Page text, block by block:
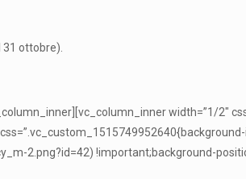
31 ottobre).
width=”1/2″
2.png?id=42) !important;background-